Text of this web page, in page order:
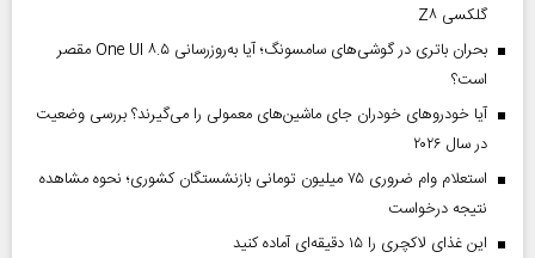
گلکسی Z۸
بحران باتری در گوشی‌های سامسونگ؛ آیا به‌روزرسانی One UI ۸.۵ مقصر
است؟
آیا خودروهای خودران جای ماشین‌های معمولی را می‌گیرند؟ بررسی وضعیت
در سال ۲۰۲۶
استعلام وام ضروری ۷۵ میلیون تومانی بازنشستگان کشوری؛ نحوه مشاهده
نتیجه درخواست
این غذای لاکچری را ۱۵ دقیقه‌ای آماده کنید